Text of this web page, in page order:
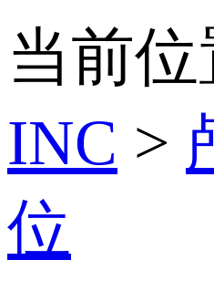
当前位
INC >
位